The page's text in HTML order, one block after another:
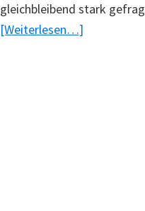
gleichbleibend stark
[Weiterlesen…]